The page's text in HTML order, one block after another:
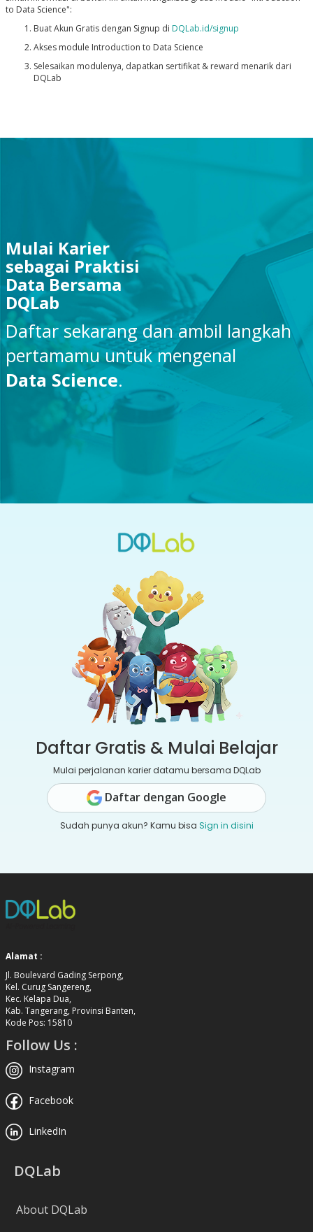
to Data Science":
Buat Akun Gratis dengan Signup di DQLab.id/signup
Akses module Introduction to Data Science
Selesaikan modulenya, dapatkan sertifikat & reward menarik dari
DQLab
Mulai Karier
sebagai Praktisi
Data Bersama
DQLab
Daftar sekarang dan ambil langkah
pertamamu untuk mengenal
Data Science.
Daftar Gratis & Mulai Belajar
Mulai perjalanan karier datamu bersama DQLab
Daftar dengan Google
Sudah punya akun? Kamu bisa Sign in disini
Alamat :
Jl. Boulevard Gading Serpong,
Kel. Curug Sangereng,
Kec. Kelapa Dua,
Kab. Tangerang, Provinsi Banten,
Kode Pos: 15810
Follow Us :
Instagram
Facebook
LinkedIn
DQLab
About DQLab